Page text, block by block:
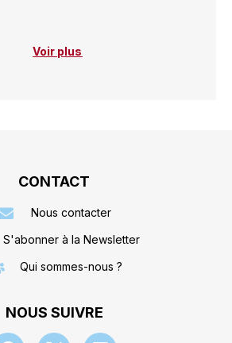
Voir plus
CONTACT
Nous contacter
S'abonner à la Newsletter
Qui sommes-nous ?
NOUS SUIVRE